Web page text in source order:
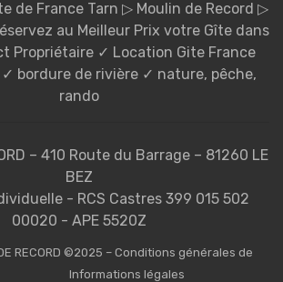
– 410 Route du Barrage – 81260 LE
BEZ
- RCS Castres 399 015 502
00020 - APE 5520Z
RECORD ©2025 – Conditions générales de
Informations légales